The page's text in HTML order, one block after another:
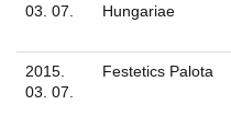
03. 07.
Hungariae
2015.
03. 07.
Festetics Palota